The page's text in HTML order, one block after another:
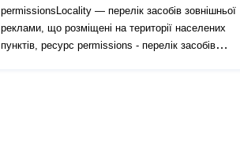
permissionsLocality — перелік засобів зовнішньої
реклами, що розміщені на території населених
пунктів, ресурс permissions - перелік засобів